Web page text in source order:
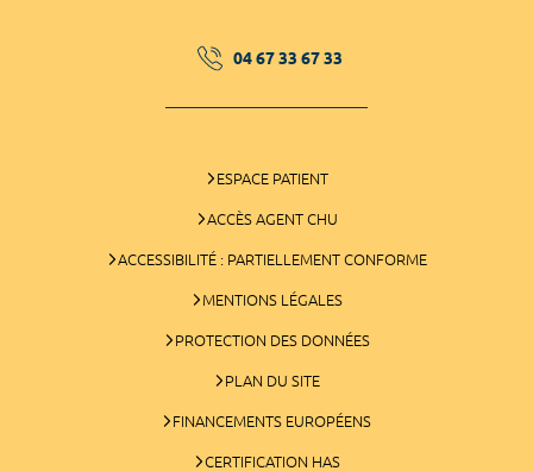
04 67 33 67 33
ESPACE PATIENT
ACCÈS AGENT CHU
ACCESSIBILITÉ : PARTIELLEMENT CONFORME
MENTIONS LÉGALES
PROTECTION DES DONNÉES
PLAN DU SITE
FINANCEMENTS EUROPÉENS
CERTIFICATION HAS